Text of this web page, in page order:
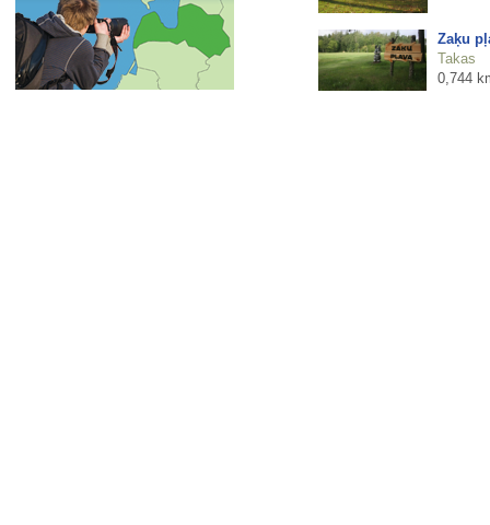
Zaķu
Takas
0,744